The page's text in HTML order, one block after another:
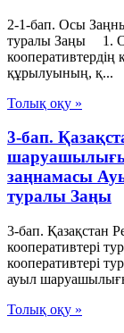
2-1-бап. Осы
туралы Заңы 1.
кооперативтердің
құрылуының, қ...
Толық оқу »
3-бап.
шаруашылығы
заңнамасы
туралы Заңы
3-бап. Қазақстан
кооперативтері
кооперативтері
ауыл
Толық оқу »